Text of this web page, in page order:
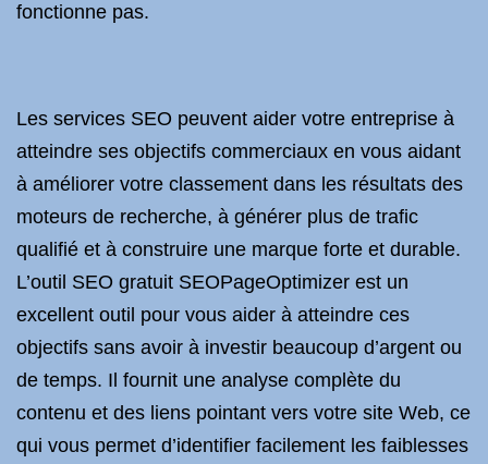
fonctionne pas.
Les services SEO peuvent aider votre entreprise à
atteindre ses objectifs commerciaux en vous aidant
à améliorer votre classement dans les résultats des
moteurs de recherche, à générer plus de trafic
qualifié et à construire une marque forte et durable.
L’outil SEO gratuit SEOPageOptimizer est un
excellent outil pour vous aider à atteindre ces
objectifs sans avoir à investir beaucoup d’argent ou
de temps. Il fournit une analyse complète du
contenu et des liens pointant vers votre site Web, ce
qui vous permet d’identifier facilement les faiblesses